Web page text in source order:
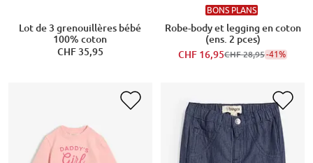
Lot de 3 grenouillères bébé
100% coton
CHF 35,95
BONS PLANS
Robe-body et legging en coton
(ens. 2 pces)
CHF 16,95CHF 28,95-41%